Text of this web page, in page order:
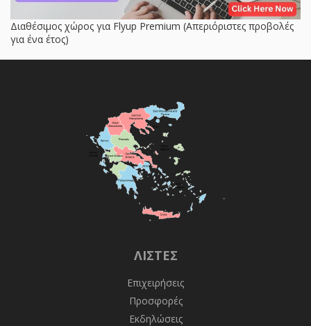
Διαθέσιμος χώρος για Flyup Premium (Απεριόριστες προβολές
για ένα έτος)
ΛΊΣΤΕΣ
Επιχειρήσεις
Προσφορές
Εκδηλώσεις